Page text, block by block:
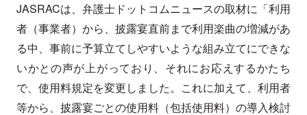
JASRACは、弁護士ドットコムニュースの取材に「利用
者（事業者）から、披露宴直前まで利用楽曲の増減があ
る中、事前に予算立てしやすいような組み立てにできな
いかとの声が上がっており、それにお応えするかたち
で、使用料規定を変更しました。これに加えて、利用者
等から、披露宴ごとの使用料（包括使用料）の導入検討